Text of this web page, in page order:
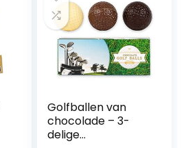
Golfballen van
chocolade – 3-
delige